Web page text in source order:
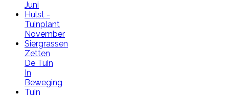
Juni
Hulst -
Tuinplant
November
Siergrassen
Zetten
De Tuin
In
Beweging
Tuin